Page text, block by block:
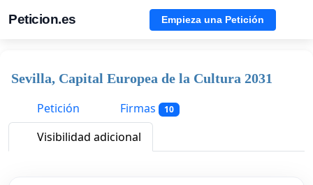
Peticion.es Empieza una Petición
Sevilla, Capital Europea de la Cultura 2031
Petición
Firmas 10
Visibilidad adicional